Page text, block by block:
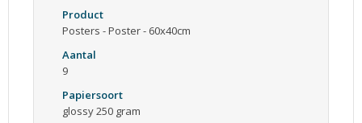
Product
Posters - Poster - 60x40cm
Aantal
9
Papiersoort
glossy 250 gram